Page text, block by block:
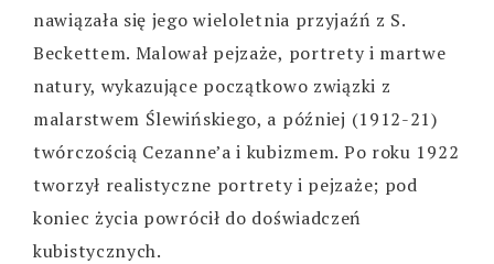
nawiązała się jego wieloletnia przyjaźń z S.
Beckettem. Malował pejzaże, portrety i martwe
natury, wykazujące początkowo związki z
malarstwem Ślewińskiego, a później (1912-21)
twórczością Cezanne’a i kubizmem. Po roku 1922
tworzył realistyczne portrety i pejzaże; pod
koniec życia powrócił do doświadczeń
kubistycznych.